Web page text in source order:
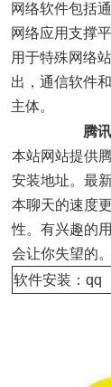
网络软件包括
网络应用支撑
用于特殊网络
出，通信软件
主体。
腾
本站网站提供
安装地址。最
本聊天的速度
性。有兴趣的
会让你失望的。
软件安装：